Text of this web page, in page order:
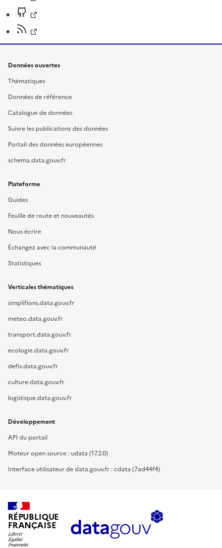
Données ouvertes
Thématiques
Données de référence
Catalogue de données
Suivre les publications des données
Portail des données européennes
schema.data.gouv.fr
Plateforme
Guides
Feuille de route et nouveautés
Nous écrire
Échangez avec la communauté
Statistiques
Verticales thématiques
simplifions.data.gouv.fr
meteo.data.gouv.fr
transport.data.gouv.fr
ecologie.data.gouv.fr
defis.data.gouv.fr
culture.data.gouv.fr
logistique.data.gouv.fr
Développement
API du portail
Moteur open source : udata (17.2.0)
Interface utilisateur de data.gouv.fr : cdata (7ad44f4)
RÉPUBLIQUE
FRANÇAISE